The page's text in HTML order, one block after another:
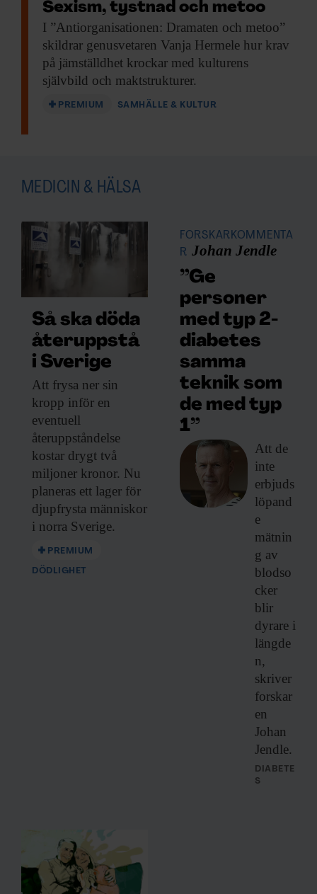
Sexism, tystnad och metoo
I ”Antiorganisationen: Dramaten och metoo”
skildrar genusvetaren Vanja Hermele hur krav
på jämställdhet krockar med kulturens
självbild och maktstrukturer.
PREMIUM SAMHÄLLE & KULTUR
MEDICIN & HÄLSA
Så ska döda
återuppstå
i Sverige
Att frysa ner sin
kropp inför en
eventuell
återuppståndelse
kostar drygt två
miljoner kronor. Nu
planeras ett lager för
djupfrysta människor
i norra Sverige.
PREMIUM
DÖDLIGHET
FORSKARKOMMENTA
R Johan Jendle
”Ge
personer
med typ 2-
diabetes
samma
teknik som
de med typ
1”
Att de
inte
erbjuds
löpand
e
mätnin
g av
blodso
cker
blir
dyrare i
längde
n,
skriver
forskar
en
Johan
Jendle.
DIABETE
S